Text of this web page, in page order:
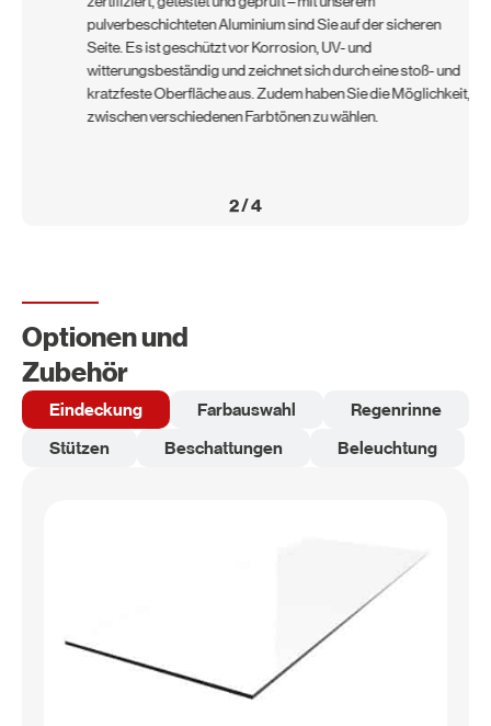
pulverbeschichteten Aluminium sind Sie auf der sicheren
Seite. Es ist geschützt vor Korrosion, UV- und
witterungsbeständig und zeichnet sich durch eine stoß- und
kratzfeste Oberfläche aus. Zudem haben Sie die Möglichkeit,
zwischen verschiedenen Farbtönen zu wählen.
2/4
Optionen und
Zubehör
Eindeckung Farbauswahl
Regenrinne
Stützen
Beschattungen Beleuchtung